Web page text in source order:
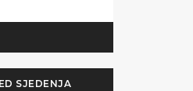
SJEDENJA